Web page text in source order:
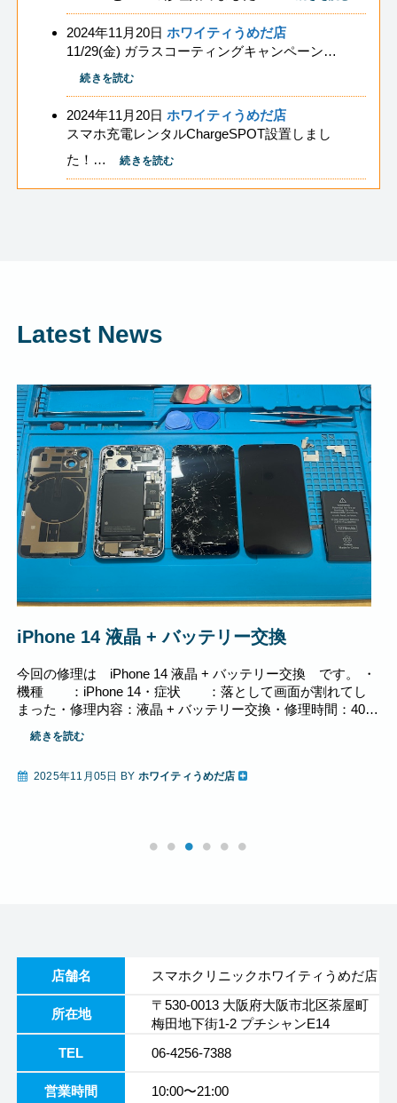
2024年11月20日 ホワイティうめだ店
11/29(金) ガラスコーティングキャンペーン…
続きを読む
2024年11月20日 ホワイティうめだ店
スマホ充電レンタルChargeSPOT設置しまし
た！…
続きを読む
Latest News
iPhone 14 液晶 + バッテリー交換
今回の修理は iPhone 14 液晶 + バッテリー交換 です。 ・
機種 ：iPhone 14・症状 ：落として画面が割れてし
まった・修理内容：液晶 + バッテリー交換・修理時間：40…
続きを読む
2025年11月05日 BY ホワイティうめだ店
店舗名 スマホクリニックホワイティうめだ店
所在地
〒530-0013 大阪府大阪市北区茶屋町
梅田地下街1-2 プチシャンE14
TEL
06-4256-7388
営業時間 10:00〜21:00